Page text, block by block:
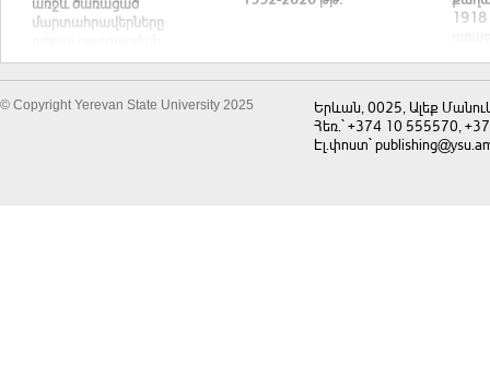
մարտահրավերները
հարացույցի
փոխակերպման
համատեքստում
© Copyright Yerevan State University 2025
Երևան, 0025, Ալեք
Հեռ.` +374 10 555570,
Էլ.փոստ`